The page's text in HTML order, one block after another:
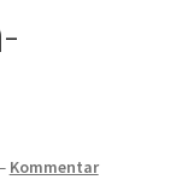
Kommentar